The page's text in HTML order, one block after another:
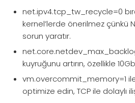
net.ipv4.tcp_tw_recycle=0
kernel’lerde önerilmez çünkü
sorun yaratır.
kuyruğunu artırın, özellikle
vm.overcommit_memory=1
optimize edin, TCP ile dolaylı